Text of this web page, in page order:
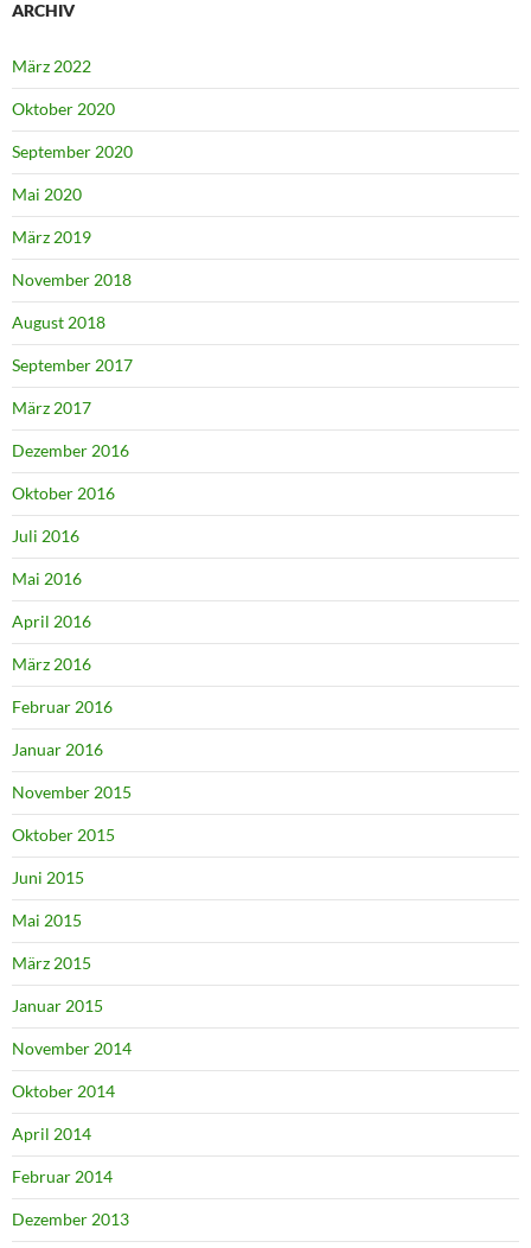
ARCHIV
März 2022
Oktober 2020
September 2020
Mai 2020
März 2019
November 2018
August 2018
September 2017
März 2017
Dezember 2016
Oktober 2016
Juli 2016
Mai 2016
April 2016
März 2016
Februar 2016
Januar 2016
November 2015
Oktober 2015
Juni 2015
Mai 2015
März 2015
Januar 2015
November 2014
Oktober 2014
April 2014
Februar 2014
Dezember 2013